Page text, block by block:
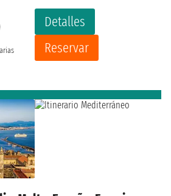
Detalles
Reservar